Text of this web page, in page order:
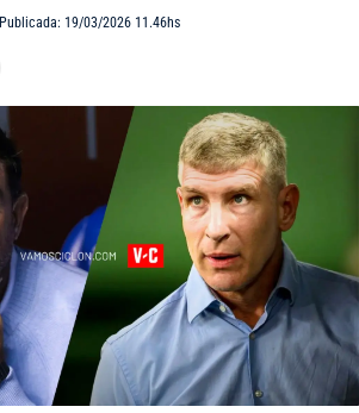
Publicada: 19/03/2026 11.46hs